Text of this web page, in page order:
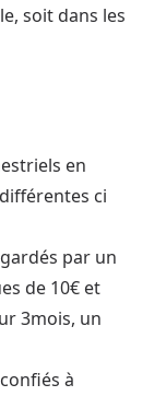
soit dans les
en
ci
par un
de 10€ et
3mois, un
à